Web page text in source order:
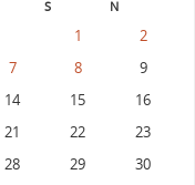
S N
1
2
7 8
9
14 15
16
21 22
23
28 29
30